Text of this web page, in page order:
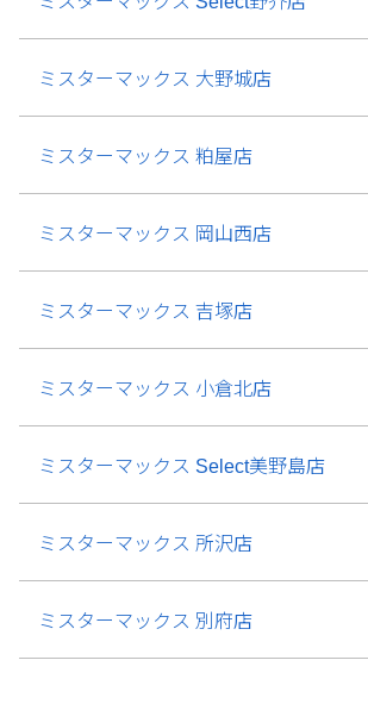
ミスターマックス 大野城店
ミスターマックス 粕屋店
ミスターマックス 岡山西店
ミスターマックス 吉塚店
ミスターマックス 小倉北店
ミスターマックス Select美野島店
ミスターマックス 所沢店
ミスターマックス 別府店